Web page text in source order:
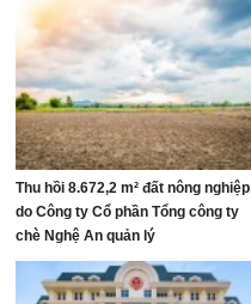
Thu hồi 8.672,2 m² đất nông nghiệp
do Công ty Cổ phần Tổng công ty
chè Nghệ An quản lý